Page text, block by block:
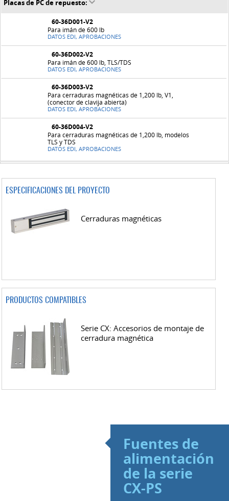
Placas de PC de repuesto:
60-36D001-V2
Para imán de 600 lb
DATOS EDI, APROBACIONES
60-36D002-V2
Para imán de 600 lb, TLS/TDS
DATOS EDI, APROBACIONES
60-36D003-V2
Para cerraduras magnéticas de 1,200 lb, V1,
(conector de clavija abierta)
DATOS EDI, APROBACIONES
60-36D004-V2
Para cerraduras magnéticas de 1,200 lb, modelos
TLS y TDS
DATOS EDI, APROBACIONES
ESPECIFICACIONES DEL PROYECTO
Cerraduras magnéticas
PRODUCTOS COMPATIBLES
Serie CX: Accesorios de montaje de
cerradura magnética
Fuentes de
alimentación
de la serie
CX-PS